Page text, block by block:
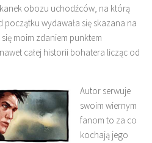
obozu uchodźców, na którą
początku wydawała się skazana na
moim zdaniem punktem
całej historii bohatera licząc od
Autor serwuje
swoim wiernym
fanom to za co
kochają jego